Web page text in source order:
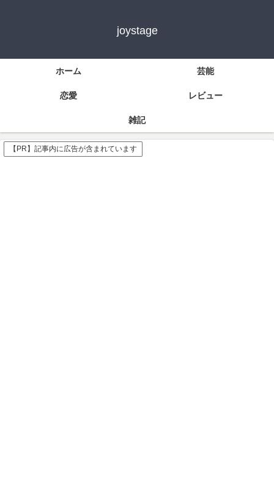
joystage
ホーム 芸能
恋愛 レビュー
雑記
【PR】記事内に広告が含まれています